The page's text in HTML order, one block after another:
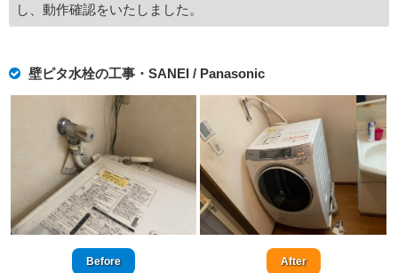
し、動作確認をいたしました。
壁ピタ水栓の工事・SANEI / Panasonic
Before After